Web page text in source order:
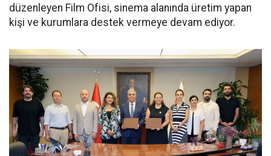
düzenleyen Film Ofisi, sinema alanında üretim yapan
kişi ve kurumlara destek vermeye devam ediyor.